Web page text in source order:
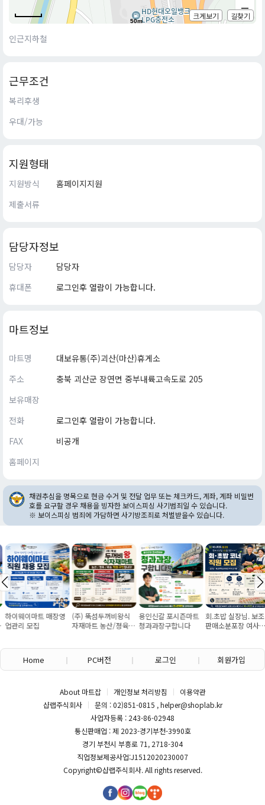
50m
크게보기 길찾기
인근지하철
근무조건
복리후생
우대/가능
지원형태
지원방식
홈페이지지원
제출서류
담당자정보
담당자
담당자
휴대폰
로그인후 열람이 가능합니다.
마트정보
마트명
대보유통(주)괴산(마산)휴게소
주소
충북 괴산군 장연면 중부내륙고속도로 205
보유매장
전화
로그인후 열람이 가능합니다.
FAX
비공개
홈페이지
채권추심을 명목으로 현금 수거 및 전달 업무 또는 체크카드, 계좌, 계좌 비밀번
호를 요구할 경우 채용을 빙자한 보이스피싱 사기범죄일 수 있습니다.
※ 보이스피싱 범죄에 가담하면 사기방조죄로 처벌받을수 있습니다.
하이웨이마트 매장영
업관리 모집
(주) 뚝섬두꺼비왕식
자재마트 농산/졍육/
용인신갈 포시즌마트
청과과장구합니다
회.초밥 실장님. 보조
판매소분포장 여사님
Home PC버전 로그인 회원가입
About 마트잡 개인정보 처리방침
이용약관
샵랩주식회사
문의 : 02)851-0815 , helper@shoplab.kr
사업자등록 : 243-86-02948
통신판매업 : 제 2023-경기부천-3990호
경기 부천시 부흥로 71, 2718-304
직업정보제공사업:J1512020230007
Copyright©샵랩주식회사. All rights reserved.